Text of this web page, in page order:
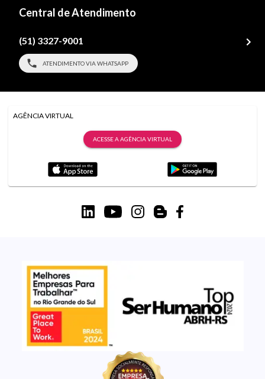
Central de Atendimento
(51) 3327-9001
ATENDIMENTO VIA WHATSAPP
AGÊNCIA VIRTUAL
ACESSE A AGÊNCIA VIRTUAL